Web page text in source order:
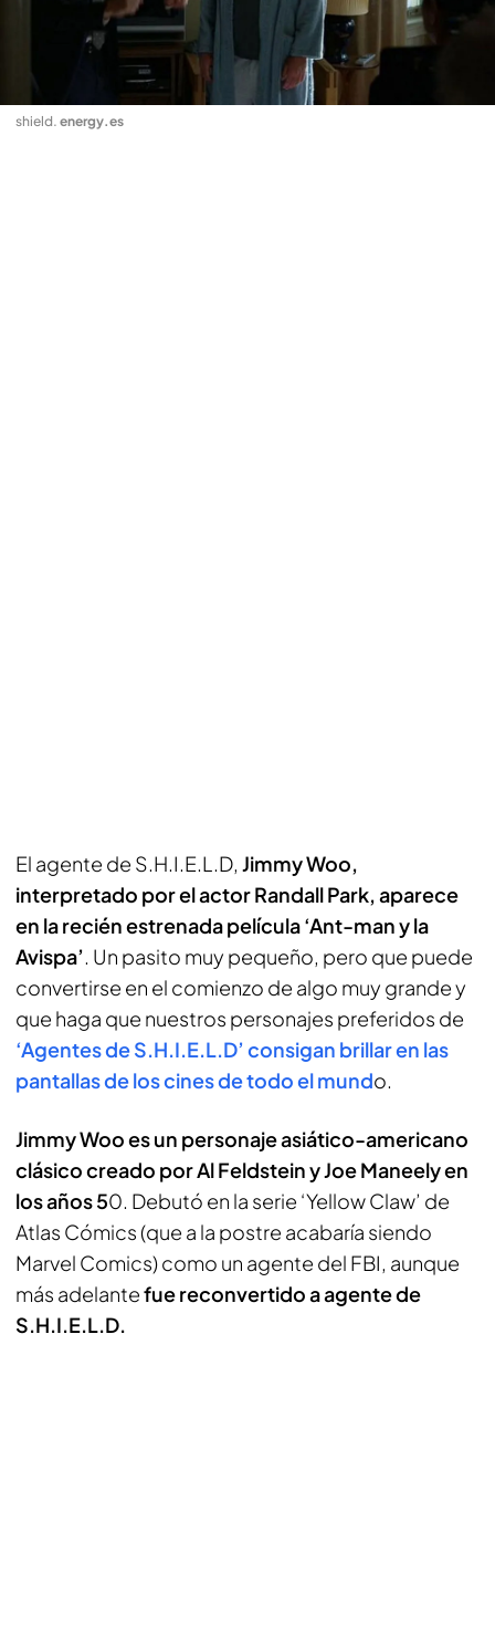
shield. energy.es
El agente de S.H.I.E.L.D, Jimmy Woo,
interpretado por el actor Randall Park, aparece
en la recién estrenada película ‘Ant-man y la
Avispa’. Un pasito muy pequeño, pero que puede
convertirse en el comienzo de algo muy grande y
que haga que nuestros personajes preferidos de
‘Agentes de S.H.I.E.L.D’ consigan brillar en las
pantallas de los cines de todo el mundo.
Jimmy Woo es un personaje asiático-americano
clásico creado por Al Feldstein y Joe Maneely en
los años 50. Debutó en la serie ‘Yellow Claw’ de
Atlas Cómics (que a la postre acabaría siendo
Marvel Comics) como un agente del FBI, aunque
más adelantefue reconvertido a agente de
S.H.I.E.L.D.